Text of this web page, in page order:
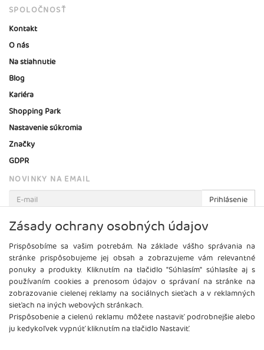
SPOLOČNOSŤ
Kontakt
O nás
Na stiahnutie
Blog
Kariéra
Shopping Park
Nastavenie súkromia
Značky
GDPR
NOVINKY NA EMAIL
Prihlásenie
Viac informácií o tejto službe
Zásady ochrany osobných údajov
Prispôsobíme sa vašim potrebám. Na základe vášho správania na
stránke prispôsobujeme jej obsah a zobrazujeme vám relevantné
ponuky a produkty. Kliknutím na tlačidlo "Súhlasím" súhlasíte aj s
používaním cookies a prenosom údajov o správaní na stránke na
zobrazovanie cielenej reklamy na sociálnych sieťach a v reklamných
sieťach na iných webových stránkach.
Prispôsobenie a cielenú reklamu môžete nastaviť podrobnejšie alebo
ju kedykoľvek vypnúť kliknutím na tlačidlo Nastaviť.